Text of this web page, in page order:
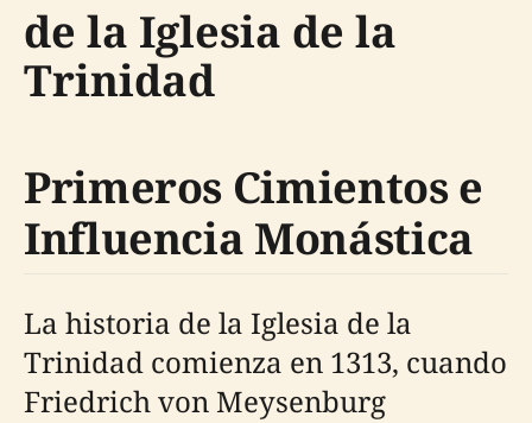
de la Iglesia de la
Trinidad
Primeros Cimientos e
Influencia Monástica
La historia de la Iglesia de la
Trinidad comienza en 1313, cuando
Friedrich von Meysenburg